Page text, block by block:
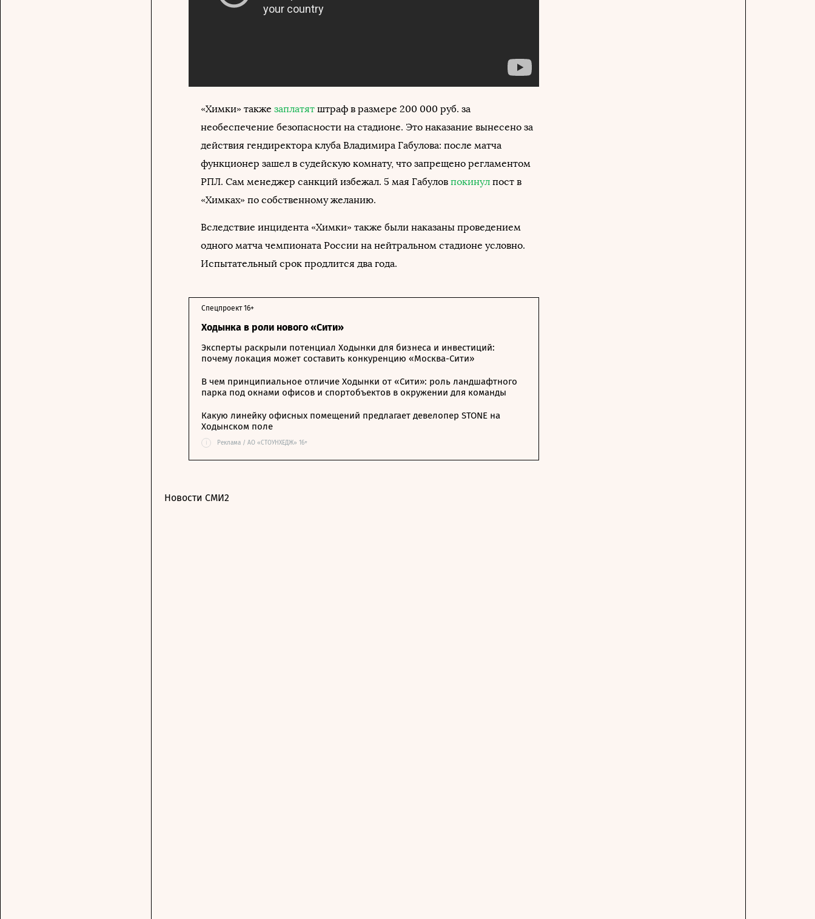
«Химки» также заплатят штраф в размере 200 000 руб. за
необеспечение безопасности на стадионе. Это наказание вынесено за
действия гендиректора клуба Владимира Габулова: после матча
функционер зашел в судейскую комнату, что запрещено регламентом
РПЛ. Сам менеджер санкций избежал. 5 мая Габулов покинул пост в
«Химках» по собственному желанию.
Вследствие инцидента «Химки» также были наказаны проведением
одного матча чемпионата России на нейтральном стадионе условно.
Испытательный срок продлится два года.
Ходынка в роли нового «Сити»
Спецпроект 16+
Эксперты раскрыли потенциал Ходынки для бизнеса и инвестиций:
почему локация может составить конкуренцию «Москва-Сити»
В чем принципиальное отличие Ходынки от «Сити»: роль ландшафтного
парка под окнами офисов и спортобъектов в окружении для команды
Какую линейку офисных помещений предлагает девелопер STONE на
Ходынском поле
i Реклама / АО «СТОУНХЕДЖ» 16+
Новости СМИ2